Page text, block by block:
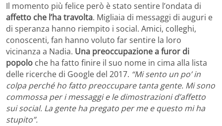
Il momento più felice però è stato sentire l’ondata di
affetto che l’ha travolta. Migliaia di messaggi di auguri e
di speranza hanno riempito i social. Amici, colleghi,
conoscenti, fan hanno voluto far sentire la loro
vicinanza a Nadia. Una preoccupazione a furor di
popolo che ha fatto finire il suo nome in cima alla lista
delle ricerche di Google del 2017. “Mi sento un po’ in
colpa perché ho fatto preoccupare tanta gente. Mi sono
commossa per i messaggi e le dimostrazioni d’affetto
sui social. La gente ha pregato per me e questo mi ha
stupito”.